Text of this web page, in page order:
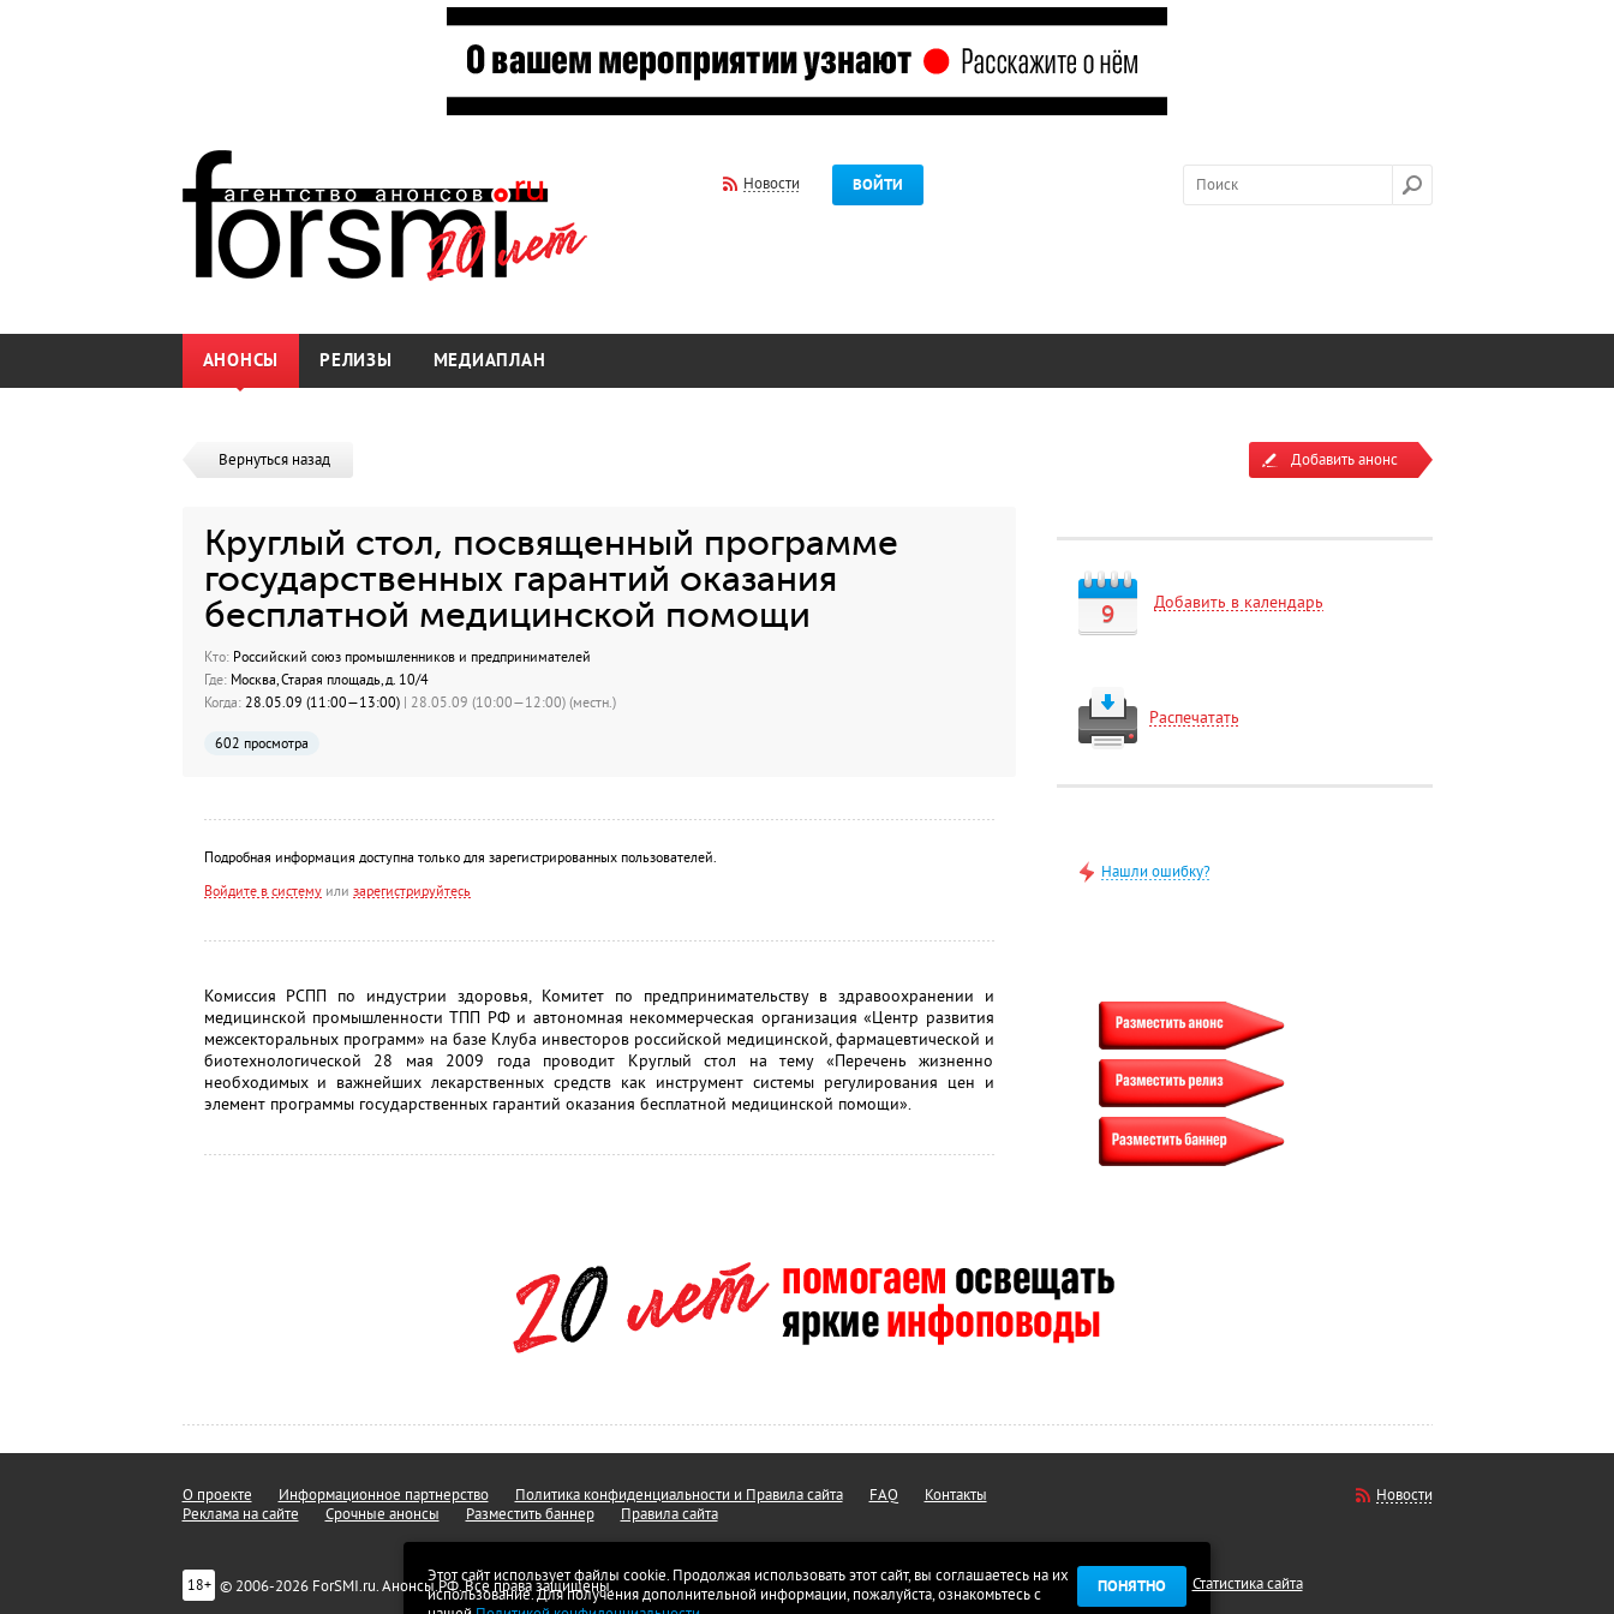
Новости ВОЙТИ
АНОНСЫ РЕЛИЗЫ МЕДИАПЛАН
Вернуться назад
Круглый стол, посвященный программе
государственных гарантий оказания
бесплатной медицинской помощи
Кто:Российский союз промышленников и предпринимателей
Где:Москва, Старая площадь, д. 10/4
Когда:28.05.09 (11:00—13:00) | 28.05.09 (10:00—12:00) (местн.)
602 просмотра
Подробная информация доступна только для зарегистрированных пользователей.
Войдите в системуили зарегистрируйтесь
Комиссия РСПП по индустрии здоровья, Комитет по предпринимательству в здравоохранении и
медицинской промышленности ТПП РФ и автономная некоммерческая организация «Центр развития
межсекторальных программ» на базе Клуба инвесторов российской медицинской, фармацевтической и
биотехнологической 28 мая 2009 года проводит Круглый стол на тему «Перечень жизненно
необходимых и важнейших лекарственных средств как инструмент системы регулирования цен и
элемент программы государственных гарантий оказания бесплатной медицинской помощи».
Добавить анонс
9 Добавить в календарь
Распечатать
Нашли ошибку?
Этот сайт использует файлы cookie. Продолжая использовать этот сайт, вы соглашаетесь на их
использование. Для получения дополнительной информации, пожалуйста, ознакомьтесь с
ПОНЯТНО
О проекте Информационное партнерство Политика конфиденциальности и Правила сайта FAQ
Контакты
Реклама на сайте
Срочные анонсы Разместить баннер Правила сайта
18+ © 2006-2026 ForSMI.ru. Анонсы.РФ. Все права защищены.
Новости
Статистика сайта